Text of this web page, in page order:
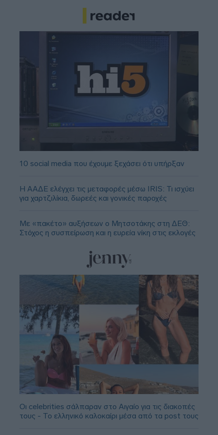
10 social media που έχουμε ξεχάσει ότι υπήρξαν
Η ΑΑΔΕ ελέγχει τις μεταφορές μέσω IRIS: Τι ισχύει
για χαρτζιλίκια, δωρεές και γονικές παροχές
Με «πακέτο» αυξήσεων ο Μητσοτάκης στη ΔΕΘ:
Στόχος η συσπείρωση και η ευρεία νίκη στις εκλογές
Οι celebrities σάλπαραν στο Αιγαίο για τις διακοπές
τους - Το ελληνικό καλοκαίρι μέσα από τα post τους